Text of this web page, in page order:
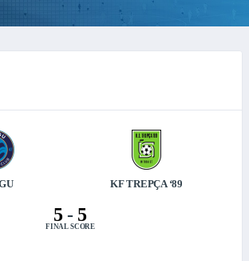
KF TREPÇA ‘89
5- 5
FINAL SCORE